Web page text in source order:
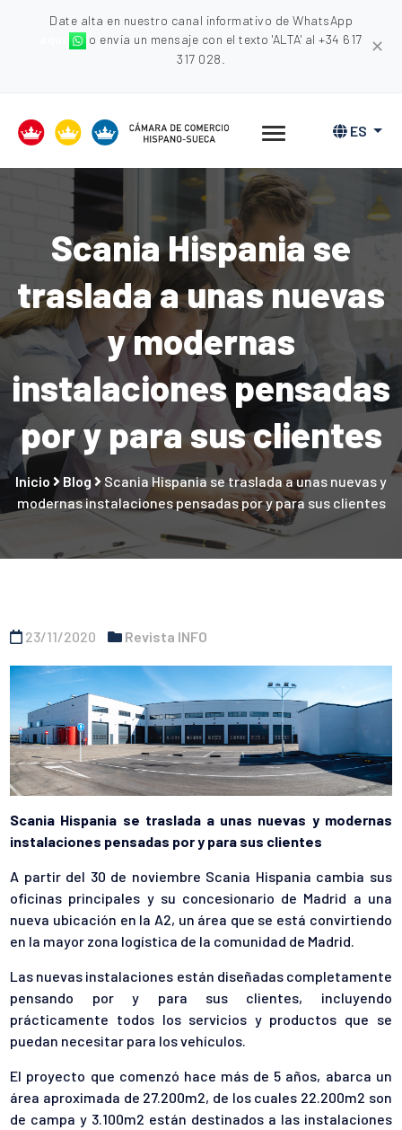
Date alta en nuestro canal informativo de WhatsApp
o envia un mensaje con el texto 'ALTA' al +34 617
317 028.
✕
ES
Scania Hispania se
traslada a unas nuevas
y modernas
instalaciones pensadas
por y para sus clientes
Inicio Blog
Scania Hispania se traslada a unas nuevas y
modernas instalaciones pensadas por y para sus clientes
23/11/2020 Revista INFO
Scania Hispania se traslada a unas nuevas y modernas
instalaciones pensadas por y para sus clientes
A partir del 30 de noviembre Scania Hispania cambia sus
oficinas principales y su concesionario de Madrid a una
nueva ubicación en la A2, un área que se está convirtiendo
en la mayor zona logística de la comunidad de Madrid.
Las nuevas instalaciones están diseñadas completamente
pensando por y para sus clientes, incluyendo
prácticamente todos los servicios y productos que se
puedan necesitar para los vehículos.
El proyecto que comenzó hace más de 5 años, abarca un
área aproximada de 27.200m2, de los cuales 22.200m2 son
de campa y 3.100m2 están destinados a las instalaciones